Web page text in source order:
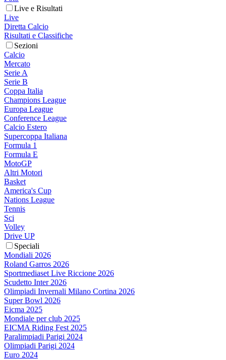
Live e Risultati
Live
Diretta Calcio
Risultati e Classifiche
Sezioni
Calcio
Mercato
Serie A
Serie B
Coppa Italia
Champions League
Europa League
Conference League
Calcio Estero
Supercoppa Italiana
Formula 1
Formula E
MotoGP
Altri Motori
Basket
America's Cup
Nations League
Tennis
Sci
Volley
Drive UP
Speciali
Mondiali 2026
Roland Garros 2026
Sportmediaset Live Riccione 2026
Scudetto Inter 2026
Olimpiadi Invernali Milano Cortina 2026
Super Bowl 2026
Eicma 2025
Mondiale per club 2025
EICMA Riding Fest 2025
Paralimpiadi Parigi 2024
Olimpiadi Parigi 2024
Euro 2024